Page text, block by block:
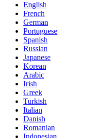
English
French
German
Portuguese
Spanish
Russian
Japanese
Korean
Arabic
Irish
Greek
Turkish
Italian
Danish
Romanian